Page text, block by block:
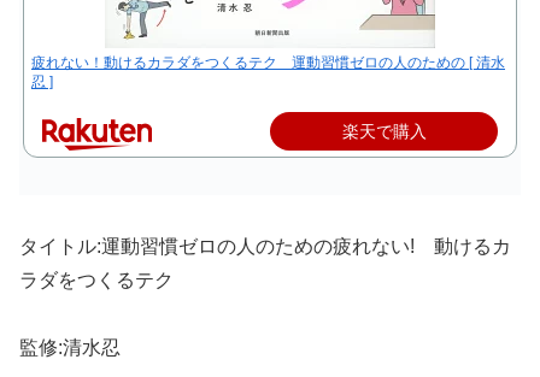
疲れない！動けるカラダをつくるテク 運動習慣ゼロの人のための [ 清水
忍 ]
楽天で購入
タイトル:運動習慣ゼロの人のための疲れない! 動けるカ
ラダをつくるテク
監修:清水忍